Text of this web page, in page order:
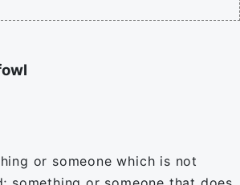
or someone which is not